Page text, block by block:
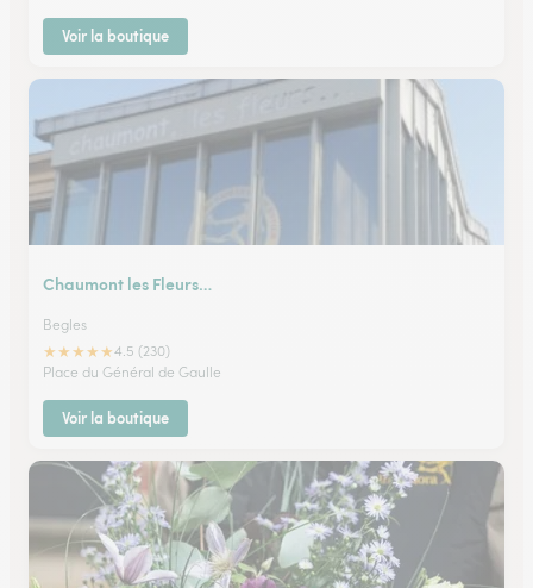
Voir la boutique
Chaumont les Fleurs…
Begles
★★★★★4.5 (230)
Place du Général de Gaulle
Voir la boutique